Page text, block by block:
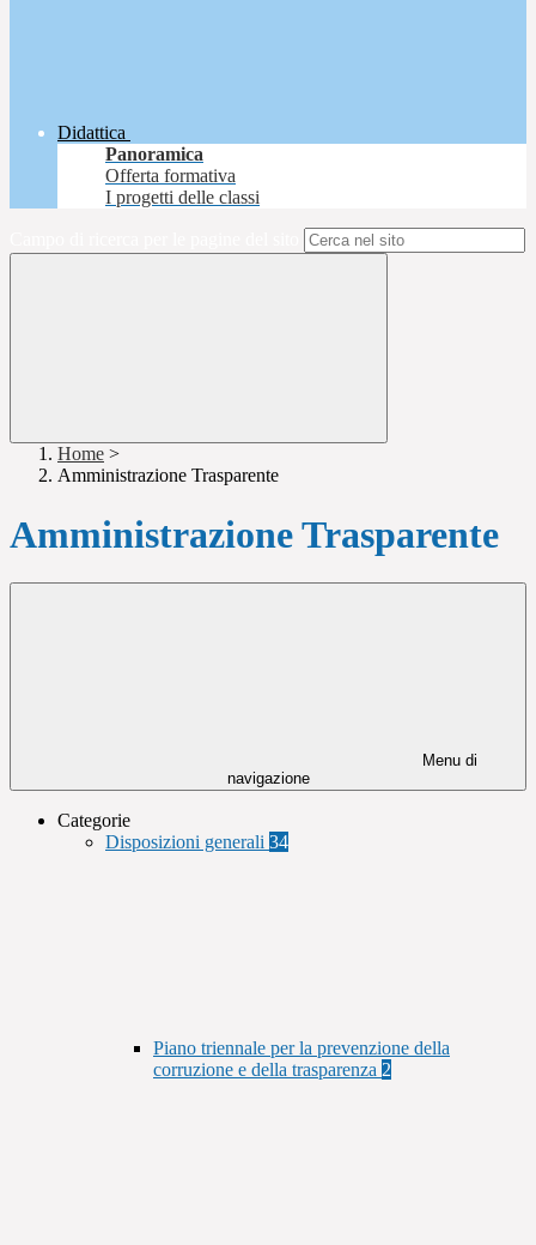
Didattica
Panoramica
Offerta formativa
I progetti delle classi
Home >
Amministrazione Trasparente
Amministrazione Trasparente
Menu di
navigazione
Categorie
Disposizioni generali 34
Piano triennale per la prevenzione della
corruzione e della trasparenza 2